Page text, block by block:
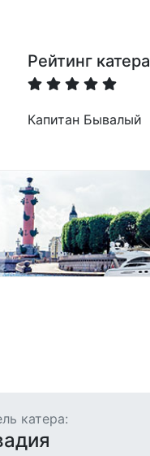
Рейтинг катера
Капитан Бывалый
катера: